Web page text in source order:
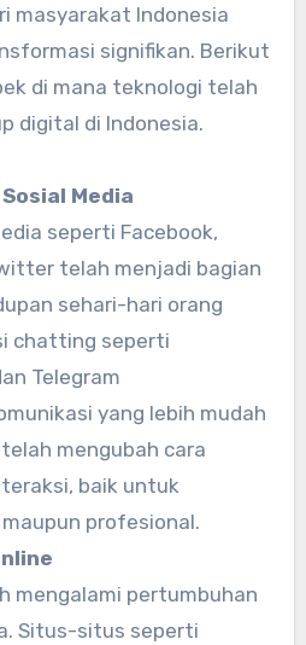
masyarakat Indonesia
signifikan. Berikut
di mana teknologi telah
digital di Indonesia.
Media
seperti Facebook,
telah menjadi bagian
sehari-hari orang
chatting seperti
Telegram
yang lebih mudah
mengubah cara
baik untuk
profesional.
mengalami pertumbuhan
Situs-situs seperti